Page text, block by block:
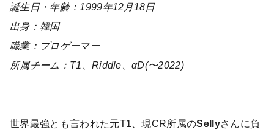
誕生日・年齢：1999年12月18日
出身：韓国
職業：プロゲーマー
所属チーム：T1、Riddle、αD(〜2022)
世界最強とも言われた元T1、現CR所属のSellyさんに負